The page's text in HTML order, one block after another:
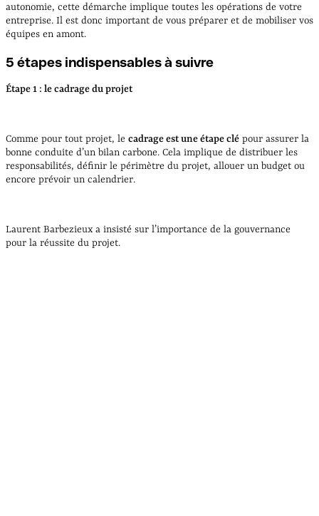
autonomie, cette démarche implique toutes les opérations de votre
entreprise. Il est donc important de vous préparer et de mobiliser vos
équipes en amont.
5 étapes indispensables à suivre
Étape 1 : le cadrage du projet
Comme pour tout projet, le cadrage est une étape clé pour assurer la
bonne conduite d’un bilan carbone. Cela implique de distribuer les
responsabilités, définir le périmètre du projet, allouer un budget ou
encore prévoir un calendrier.
Laurent Barbezieux a insisté sur l’importance de la gouvernance
pour la réussite du projet.